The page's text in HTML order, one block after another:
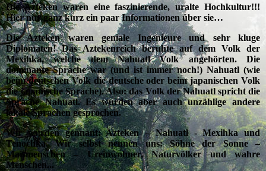
Die Azteken waren eine faszinierende, uralte Hochkultur!!!
Hier nur ganz kurz ein paar Informationen über sie…
Die Azteken waren geniale Ingenieure und sehr kluge
Diplomaten! Das Aztekenreich beruhte auf dem Volk der
Mexihka, welche dem Nahuatl Volk angehörten. Die
dominante Sprache war (und ist immer noch!) Nahuatl (wie
beim deutschen Volk die deutsche oder beim japanischen Volk
die japanische Sprache). Also: das Volk der Nahuatl spricht die
Sprache Nahuatl. Es wurden aber auch unzählige andere
lokale Sprachen gesprochen.
Wir wurden gennant: Azteken – Nahuatl - Mexihka und
Tenochka. Wir selbst nennen uns: Söhne der Sonne –
Maismenschen – Ureinwohner, Naturvölker und wahre
Menschen...